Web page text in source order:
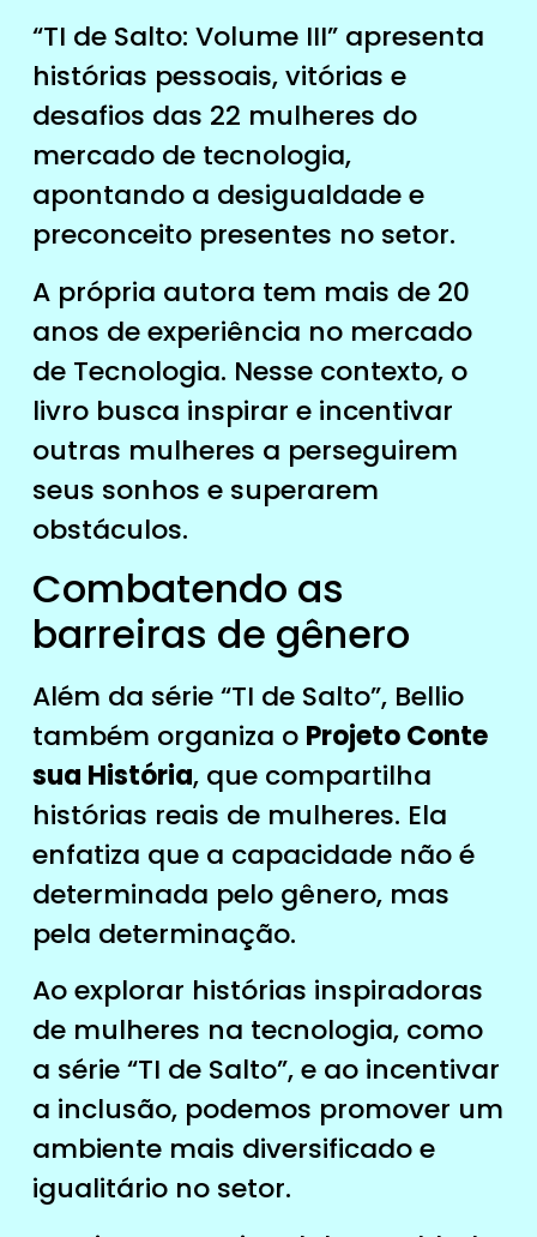
“TI de Salto: Volume III” apresenta
histórias pessoais, vitórias e
desafios das 22 mulheres do
mercado de tecnologia,
apontando a desigualdade e
preconceito presentes no setor.
A própria autora tem mais de 20
anos de experiência no mercado
de Tecnologia. Nesse contexto, o
livro busca inspirar e incentivar
outras mulheres a perseguirem
seus sonhos e superarem
obstáculos.
Combatendo as
barreiras de gênero
Além da série “TI de Salto”, Bellio
também organiza o Projeto Conte
sua História, que compartilha
histórias reais de mulheres. Ela
enfatiza que a capacidade não é
determinada pelo gênero, mas
pela determinação.
Ao explorar histórias inspiradoras
de mulheres na tecnologia, como
a série “TI de Salto”, e ao incentivar
a inclusão, podemos promover um
ambiente mais diversificado e
igualitário no setor.